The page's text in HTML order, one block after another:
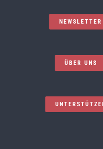
NEWSLETTER
ÜBER UNS